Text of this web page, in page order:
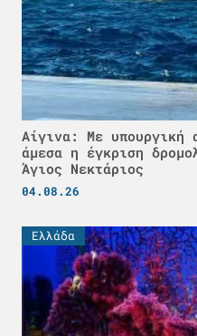
Αίγινα: Με υπουργική
άμεσα η έγκριση
Άγιος Νεκτάριος
04.08.26
Ελλάδα